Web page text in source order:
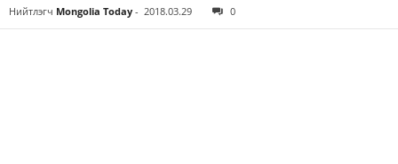
Нийтлэгч Mongolia Today - 2018.03.29 0